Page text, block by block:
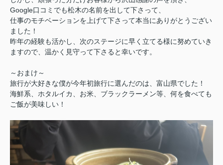
Google口コミでも松木の名前を出して下さって、
仕事のモチベーションを上げて下さって本当にありがとうござい
ました！
昨年の経験も活かし、次のステージに早く立てる様に努めていき
ますので、温かく見守って下さると幸いです。
～おまけ～
旅行が大好きな僕が今年初旅行に選んだのは、富山県でした！
海鮮系、ホタルイカ、お米、ブラックラーメン等、何を食べても
ご飯が美味しい！